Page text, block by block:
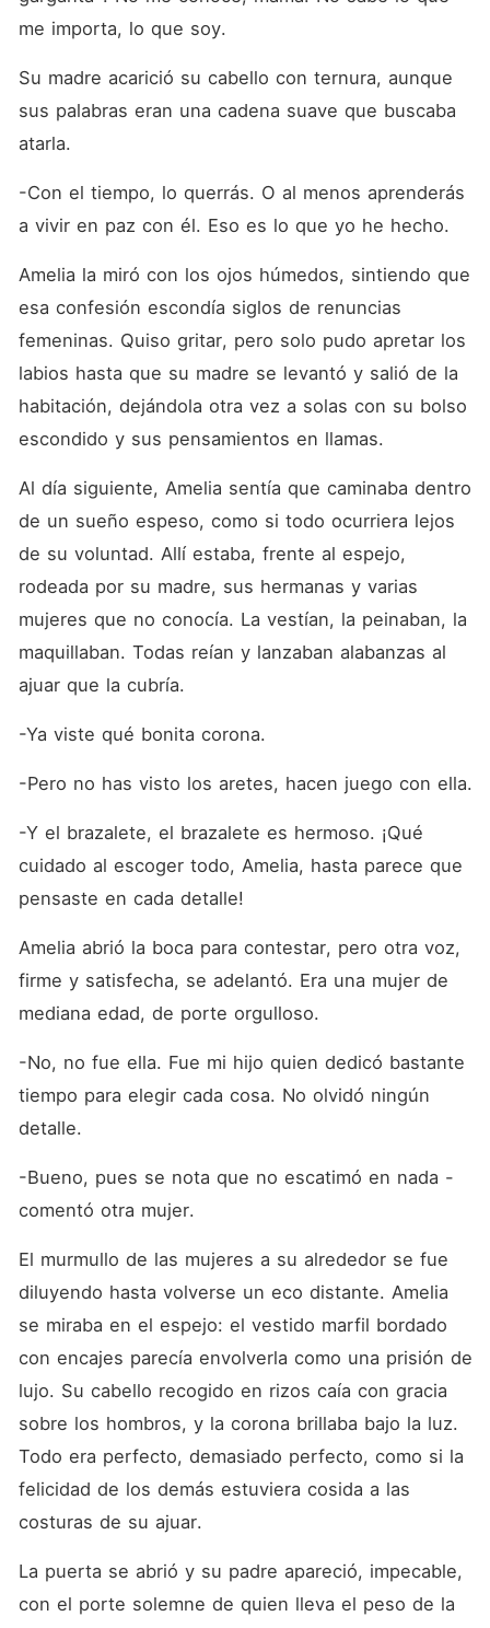
me importa, lo que soy.
Su madre acarició su cabello con ternura, aunque
sus palabras eran una cadena suave que buscaba
atarla.
-Con el tiempo, lo querrás. O al menos aprenderás
a vivir en paz con él. Eso es lo que yo he hecho.
Amelia la miró con los ojos húmedos, sintiendo que
esa confesión escondía siglos de renuncias
femeninas. Quiso gritar, pero solo pudo apretar los
labios hasta que su madre se levantó y salió de la
habitación, dejándola otra vez a solas con su bolso
escondido y sus pensamientos en llamas.
Al día siguiente, Amelia sentía que caminaba dentro
de un sueño espeso, como si todo ocurriera lejos
de su voluntad. Allí estaba, frente al espejo,
rodeada por su madre, sus hermanas y varias
mujeres que no conocía. La vestían, la peinaban, la
maquillaban. Todas reían y lanzaban alabanzas al
ajuar que la cubría.
-Ya viste qué bonita corona.
-Pero no has visto los aretes, hacen juego con ella.
-Y el brazalete, el brazalete es hermoso. ¡Qué
cuidado al escoger todo, Amelia, hasta parece que
pensaste en cada detalle!
Amelia abrió la boca para contestar, pero otra voz,
firme y satisfecha, se adelantó. Era una mujer de
mediana edad, de porte orgulloso.
-No, no fue ella. Fue mi hijo quien dedicó bastante
tiempo para elegir cada cosa. No olvidó ningún
detalle.
-Bueno, pues se nota que no escatimó en nada -
comentó otra mujer.
El murmullo de las mujeres a su alrededor se fue
diluyendo hasta volverse un eco distante. Amelia
se miraba en el espejo: el vestido marfil bordado
con encajes parecía envolverla como una prisión de
lujo. Su cabello recogido en rizos caía con gracia
sobre los hombros, y la corona brillaba bajo la luz.
Todo era perfecto, demasiado perfecto, como si la
felicidad de los demás estuviera cosida a las
costuras de su ajuar.
La puerta se abrió y su padre apareció, impecable,
con el porte solemne de quien lleva el peso de la